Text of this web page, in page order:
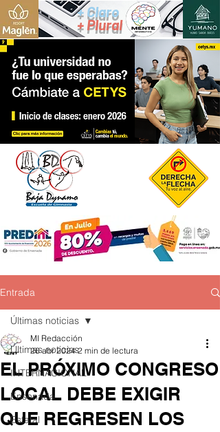
+ Claro
+ Plural
Entrada
Últimas noticias
INTERNACIONAL
Ensenada
Estatal
Últimas noticias
EL PRÓXIMO CONGRESO
LOCAL DEBE EXIGIR
QUE REGRESEN LOS
MI Redacción
26 abr 2024 2 min de lectura